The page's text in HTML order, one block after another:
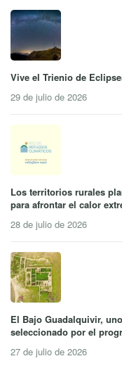
Vive el Trienio de
29 de julio de 2026
Los territorios rurales
para afrontar el calor
28 de julio de 2026
El Bajo Guadalquivir,
seleccionado por el
27 de julio de 2026